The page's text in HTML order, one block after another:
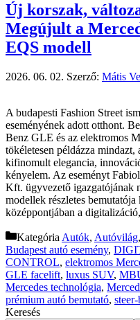
Új korszak,
Megújult a
EQS modell
2026. 06. 02. Szerző: Mátis
A budapesti Fashion Street
eseményének adott otthont.
Benz GLE és az elektromos
tökéletesen példázza
kifinomult elegancia,
kényelem. Az eseményt
Kft. ügyvezető igazgatójának
modellek részletes
középpontjában a
Kategória Autók, Autóvilág,
Budapest autó esemény,
CONTROL, elektromos
GLE facelift, luxus SUV,
Mercedes technológia,
prémium autó bemutató,
Keresés